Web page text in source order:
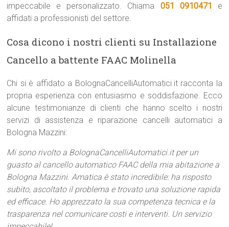
impeccabile e personalizzato. Chiama 051 0910471 e
affidati a professionisti del settore.
Cosa dicono i nostri clienti su Installazione
Cancello a battente FAAC Molinella
Chi si è affidato a BolognaCancelliAutomatici.it racconta la
propria esperienza con entusiasmo e soddisfazione. Ecco
alcune testimonianze di clienti che hanno scelto i nostri
servizi di assistenza e riparazione cancelli automatici a
Bologna Mazzini:
Mi sono rivolto a BolognaCancelliAutomatici.it per un
guasto al cancello automatico FAAC della mia abitazione a
Bologna Mazzini. Amatica è stato incredibile: ha risposto
subito, ascoltato il problema e trovato una soluzione rapida
ed efficace. Ho apprezzato la sua competenza tecnica e la
trasparenza nel comunicare costi e interventi. Un servizio